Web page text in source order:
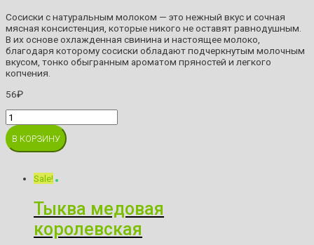
Сосиски с натуральным молоком — это нежный вкус и сочная
мясная консистенция, которые никого не оставят равнодушным.
В их основе охлажденная свинина и настоящее молоко,
благодаря которому сосиски обладают подчеркнутым молочным
вкусом, тонко обыгранным ароматом пряностей и легкого
копчения.
56₽
Сосиски
с
натуральным
молоком
quantity
В КОРЗИНУ
Sale!
Тыква медовая
королевская